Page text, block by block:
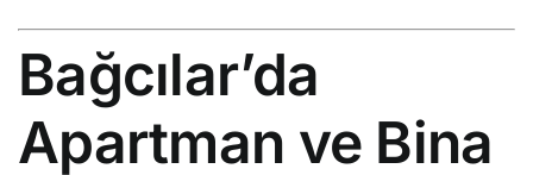
Bağcılar’da
Apartman ve Bina